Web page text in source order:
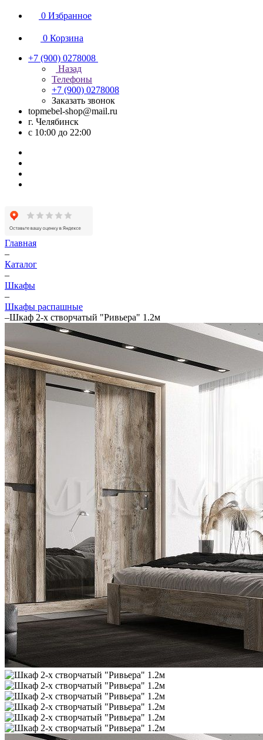
0 Избранное
0 Корзина
+7 (900) 0278008
Назад
Телефоны
+7 (900) 0278008
Заказать звонок
topmebel-shop@mail.ru
г. Челябинск
с 10:00 до 22:00
Главная
–
Каталог
–
Шкафы
–
Шкафы распашные
–Шкаф 2-х створчатый "Ривьера" 1.2м